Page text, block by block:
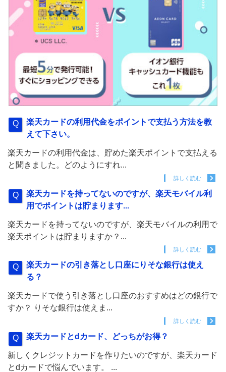
楽天カードの利用代金をポイントで支払う方法を教
えて下さい。
楽天カードの利用代金は、貯めた楽天ポイントで支払える
と聞きました。どのようにすれ...
詳しく読む
楽天カードを持ってないのですが、楽天モバイル利
用でポイントは貯まります...
楽天カードを持ってないのですが、楽天モバイルの利用で
楽天ポイントは貯まりますか？...
詳しく読む
楽天カードの引き落とし口座にりそな銀行は使え
る？
楽天カードで使う引き落とし口座のおすすめはどの銀行で
すか？ りそな銀行は使えま...
詳しく読む
楽天カードとdカード、どっちがお得？
新しくクレジットカードを作りたいのですが、楽天カード
とdカードで悩んでいます。 ...